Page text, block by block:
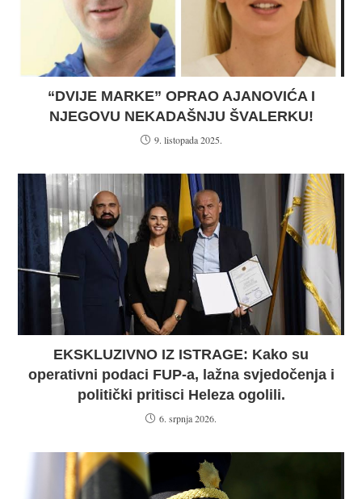
“DVIJE MARKE” OPRAO AJANOVIĆA I
NJEGOVU NEKADAŠNJU ŠVALERKU!
9. listopada 2025.
EKSKLUZIVNO IZ ISTRAGE: Kako su
operativni podaci FUP-a, lažna svjedočenja i
politički pritisci Heleza ogolili.
6. srpnja 2026.